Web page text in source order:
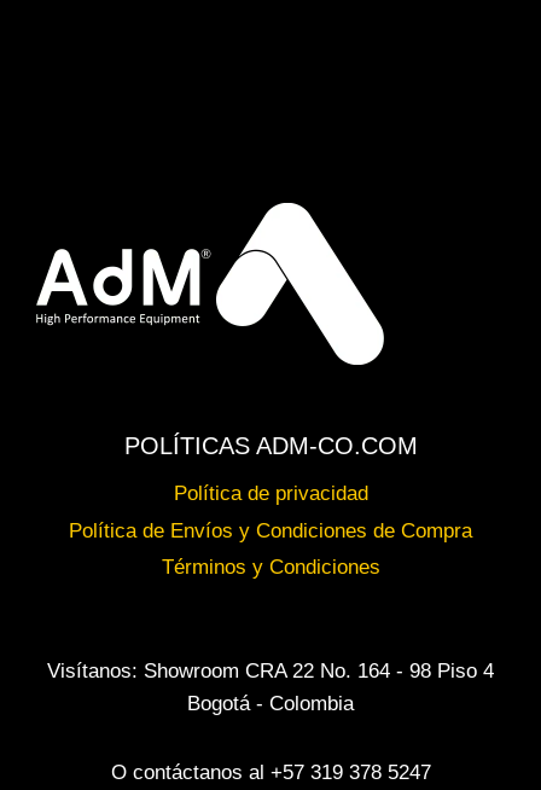
POLÍTICAS ADM-CO.COM
Política de privacidad
Política de Envíos y Condiciones de Compra
Términos y Condiciones
Visítanos: Showroom CRA 22 No. 164 - 98 Piso 4
Bogotá - Colombia
O contáctanos al +57 319 378 5247